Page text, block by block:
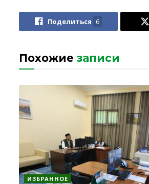
Поделиться 6
Похожие записи
ИЗБРАННОЕ